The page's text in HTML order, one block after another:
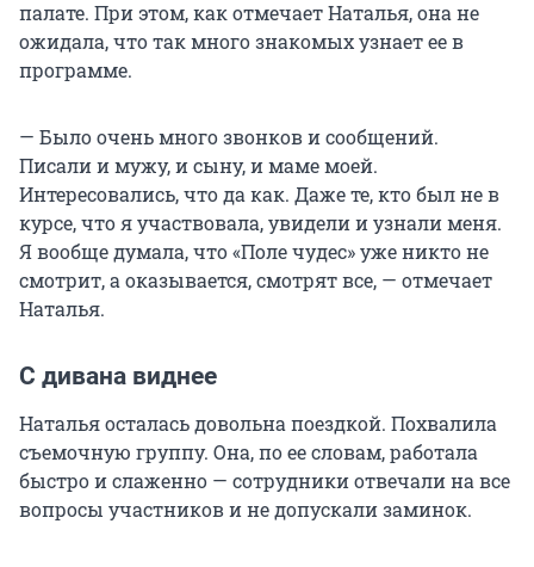
палате. При этом, как отмечает Наталья, она не
ожидала, что так много знакомых узнает ее в
программе.
— Было очень много звонков и сообщений.
Писали и мужу, и сыну, и маме моей.
Интересовались, что да как. Даже те, кто был не в
курсе, что я участвовала, увидели и узнали меня.
Я вообще думала, что «Поле чудес» уже никто не
смотрит, а оказывается, смотрят все, — отмечает
Наталья.
С дивана виднее
Наталья осталась довольна поездкой. Похвалила
съемочную группу. Она, по ее словам, работала
быстро и слаженно — сотрудники отвечали на все
вопросы участников и не допускали заминок.